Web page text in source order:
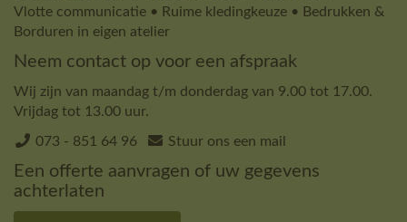
Vlotte communicatie • Ruime kledingkeuze • Bedrukken &
Borduren in eigen atelier
Neem contact op voor een afspraak
Wij zijn van maandag t/m donderdag van 9.00 tot 17.00.
Vrijdag tot 13.00 uur.
073 - 851 64 96 Stuur ons een mail
Een offerte aanvragen of uw gegevens
achterlaten